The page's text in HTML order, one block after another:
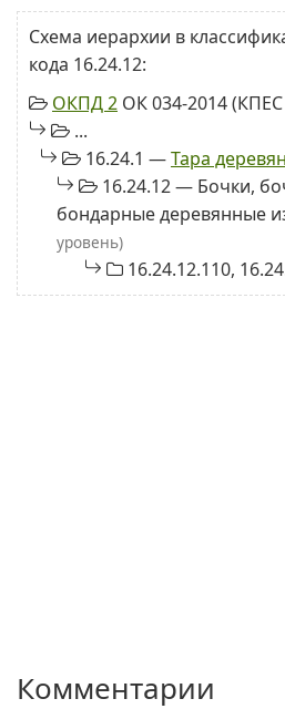
Схема иерархии в
кода 16.24.12:
ОКПД 2 ОК 034-2014
...
16.24.1 —Тара
16.24.12 — Бочки,
бондарные деревянные
уровень)
16.24.12.110,
Комментарии